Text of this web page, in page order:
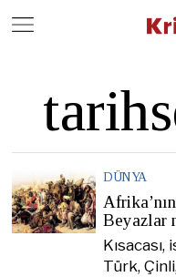
DÜNYA
Beyazlar
Türk,